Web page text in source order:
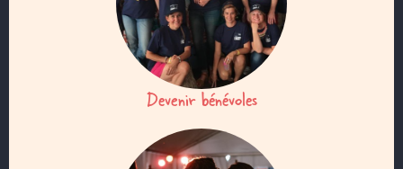
Devenir bénévoles